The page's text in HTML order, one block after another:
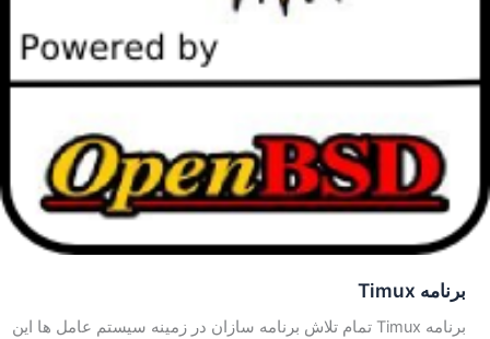
برنامه Timux
برنامه Timux تمام تلاش برنامه سازان در زمینه سیستم عامل ها این